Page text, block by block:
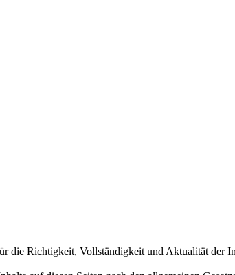
die Richtigkeit, Vollständigkeit und Aktualität der